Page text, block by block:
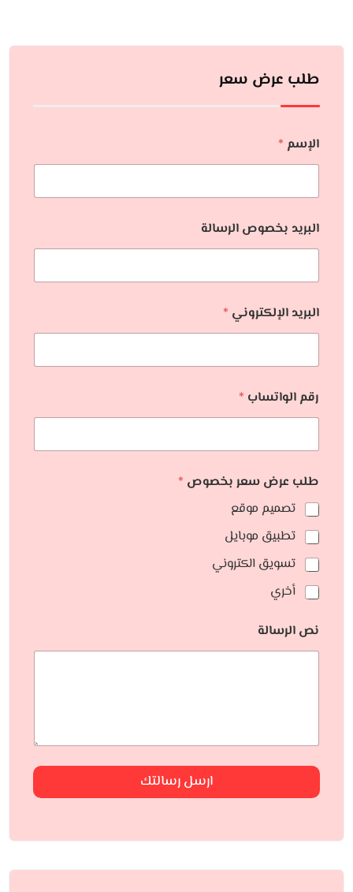
طلب عرض سعر
الإسم *
البريد بخصوص الرسالة
البريد الإلكتروني *
رقم الواتساب *
طلب عرض سعر بخصوص *
تصميم موقع
تطبيق موبايل
تسويق الكتروني
أخري
نص الرسالة
ارسل رسالتك